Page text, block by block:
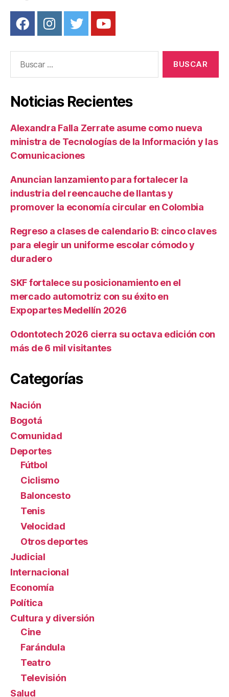
Noticias Recientes
Alexandra Falla Zerrate asume como nueva
ministra de Tecnologías de la Información y las
Comunicaciones
Anuncian lanzamiento para fortalecer la
industria del reencauche de llantas y
promover la economía circular en Colombia
Regreso a clases de calendario B: cinco claves
para elegir un uniforme escolar cómodo y
duradero
SKF fortalece su posicionamiento en el
mercado automotriz con su éxito en
Expopartes Medellín 2026
Odontotech 2026 cierra su octava edición con
más de 6 mil visitantes
Categorías
Nación
Bogotá
Comunidad
Deportes
Fútbol
Ciclismo
Baloncesto
Tenis
Velocidad
Otros deportes
Judicial
Internacional
Economía
Política
Cultura y diversión
Cine
Farándula
Teatro
Televisión
Salud